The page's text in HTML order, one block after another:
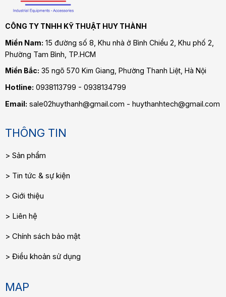
CÔNG TY TNHH KỸ THUẬT HUY THÀNH
Miền Nam: 15 đường số 8, Khu nhà ở Bình Chiểu 2, Khu phố 2,
Phường Tam Bình , TP.HCM
Miền Bắc: 35 ngõ 570 Kim Giang, Phường Thanh Liệt, Hà Nội
Hotline: 0938113799 - 0938134799
Email: sale02huythanh@gmail.com - huythanhtech@gmail.com
THÔNG TIN
Sản phẩm
Tin tức & sự kiện
Giới thiệu
Liên hệ
Chính sách bảo mật
Điều khoản sử dụng
MAP